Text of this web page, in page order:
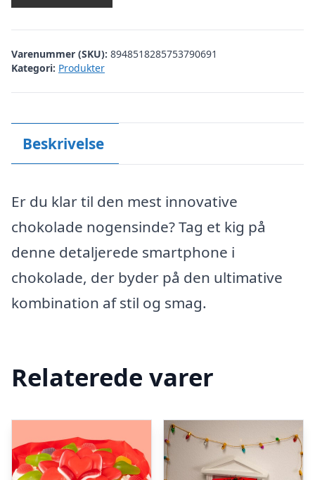
Varenummer (SKU): 8948518285753790691
Kategori: Produkter
Beskrivelse
Er du klar til den mest innovative
chokolade nogensinde? Tag et kig på
denne detaljerede smartphone i
chokolade, der byder på den ultimative
kombination af stil og smag.
Relaterede varer